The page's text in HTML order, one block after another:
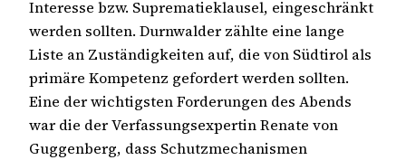
Interesse bzw. Suprematieklausel, eingeschränkt
werden sollten. Durnwalder zählte eine lange
Liste an Zuständigkeiten auf, die von Südtirol als
primäre Kompetenz gefordert werden sollten.
Eine der wichtigsten Forderungen des Abends
war die der Verfassungsexpertin Renate von
Guggenberg, dass Schutzmechanismen